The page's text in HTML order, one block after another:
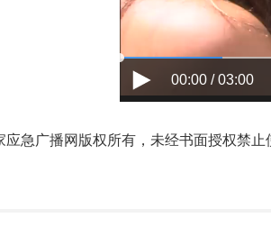
00:00 / 03:00
应急广播网版权所有，未经书面授权禁